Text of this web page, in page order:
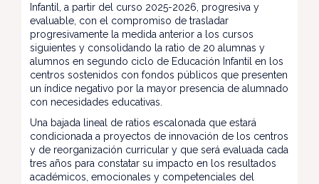
Infantil, a partir del curso 2025-2026, progresiva y
evaluable, con el compromiso de trasladar
progresivamente la medida anterior a los cursos
siguientes y consolidando la ratio de 20 alumnas y
alumnos en segundo ciclo de Educación Infantil en los
centros sostenidos con fondos públicos que presenten
un índice negativo por la mayor presencia de alumnado
con necesidades educativas.
Una bajada lineal de ratios escalonada que estará
condicionada a proyectos de innovación de los centros
y de reorganización curricular y que será evaluada cada
tres años para constatar su impacto en los resultados
académicos, emocionales y competenciales del